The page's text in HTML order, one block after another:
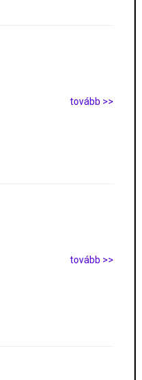
tovább >>
tovább >>